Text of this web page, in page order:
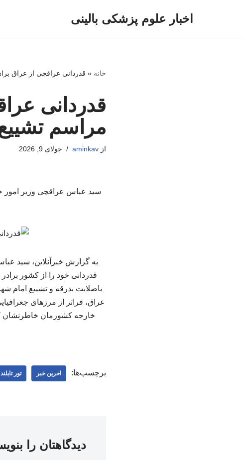
اخبار علوم پزشکی بالینی
خانه » قدردانی عراقچی از عراق
قدردانی
مراسم
ازaminkav جولای 9, 2026
سید عباس عراقچی وزیر امور
به گزارش خبرآنلاین، سید
قدردانی خود را از کشور
باصلابت بدرقه و تشییع امام
عراق، فراتر از مرزهای
خارجه کشورمان خاطرنشان
برچسب‌ها: اخرین خبر تور تایلند
دیدگاهتان را